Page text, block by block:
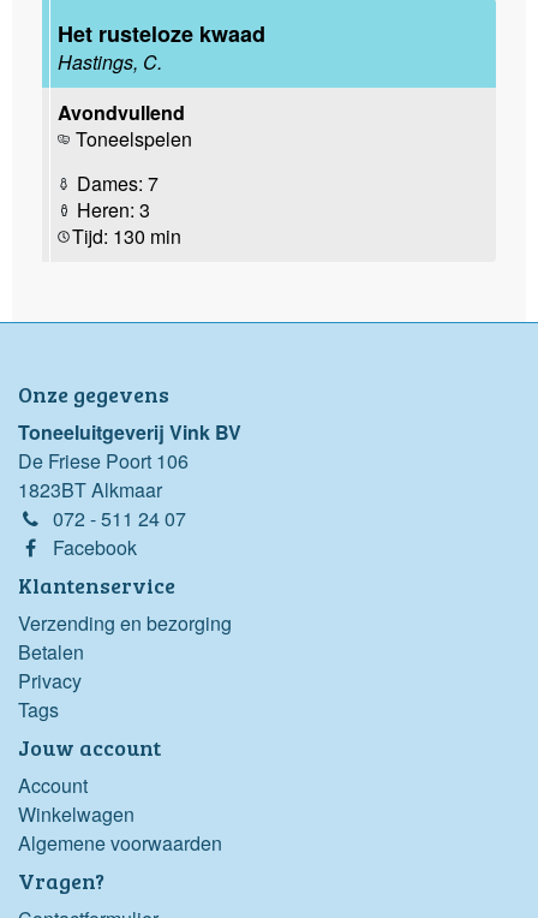
Het rusteloze kwaad
Hastings, C.
Avondvullend
Toneelspelen
Dames: 7
Heren: 3
Tijd: 130 min
Onze gegevens
Toneeluitgeverij Vink BV
De Friese Poort 106
1823BT Alkmaar
072 - 511 24 07
Facebook
Klantenservice
Verzending en bezorging
Betalen
Privacy
Tags
Jouw account
Account
Winkelwagen
Algemene voorwaarden
Vragen?